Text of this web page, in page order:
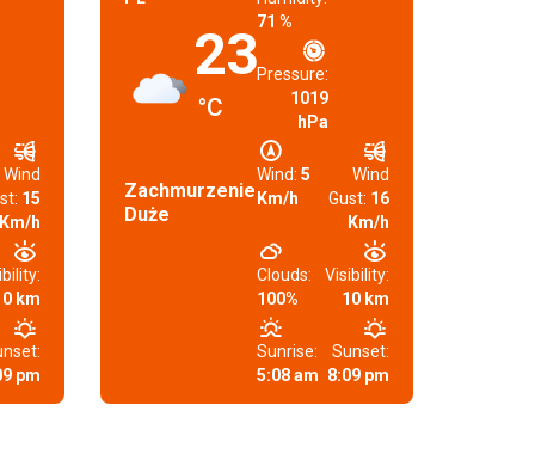
Wind
15
Km/h
km
pm
23
°C
Zachmurzenie
Duże
71 %
Pressure:
1019
hPa
Wind: 5
Km/h
Wind
Gust: 16
Km/h
Clouds:
100%
Visibility:
10 km
Sunrise:
5:08 am
Sunset:
8:09 pm